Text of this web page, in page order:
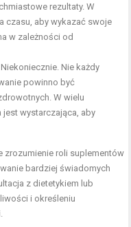
rezultaty. W
czasu, aby wykazać swoje
w zależności od
Niekoniecznie. Nie każdy
powinno być
W wielu
jest wystarczająca, aby
roli suplementów
bardziej świadomych
z dietetykiem lub
i określeniu